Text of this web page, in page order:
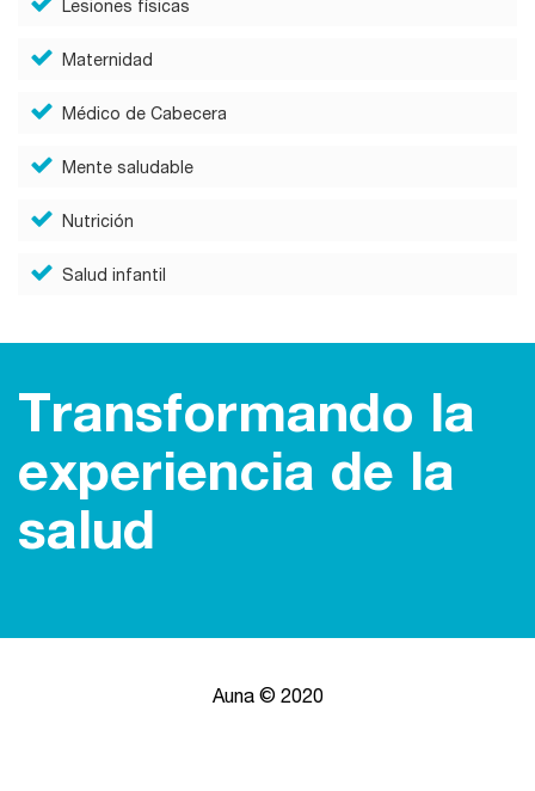
Lesiones físicas
Maternidad
Médico de Cabecera
Mente saludable
Nutrición
Salud infantil
Transformando la
experiencia de la
salud
Auna © 2020